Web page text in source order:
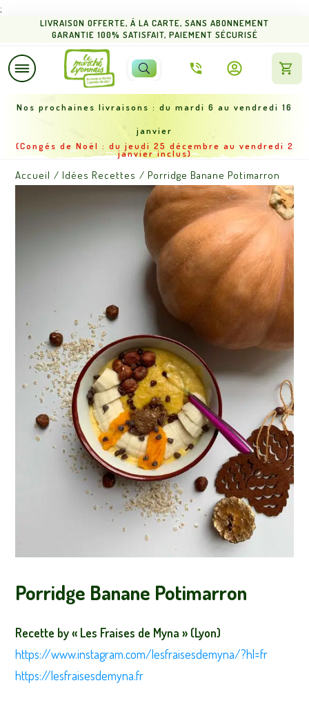
;
LIVRAISON OFFERTE, Á LA CARTE, SANS ABONNEMENT
GARANTIE 100% SATISFAIT, PAIEMENT SÉCURISÉ
Nos prochaines livraisons : du mardi 6 au vendredi 16
janvier
(Congés de Noël : du jeudi 25 décembre au vendredi 2
janvier inclus)
Accueil / Idées Recettes / Porridge Banane Potimarron
Porridge Banane Potimarron
Recette by « Les Fraises de Myna » (Lyon)
https://www.instagram.com/lesfraisesdemyna/?hl=fr
https://lesfraisesdemyna.fr